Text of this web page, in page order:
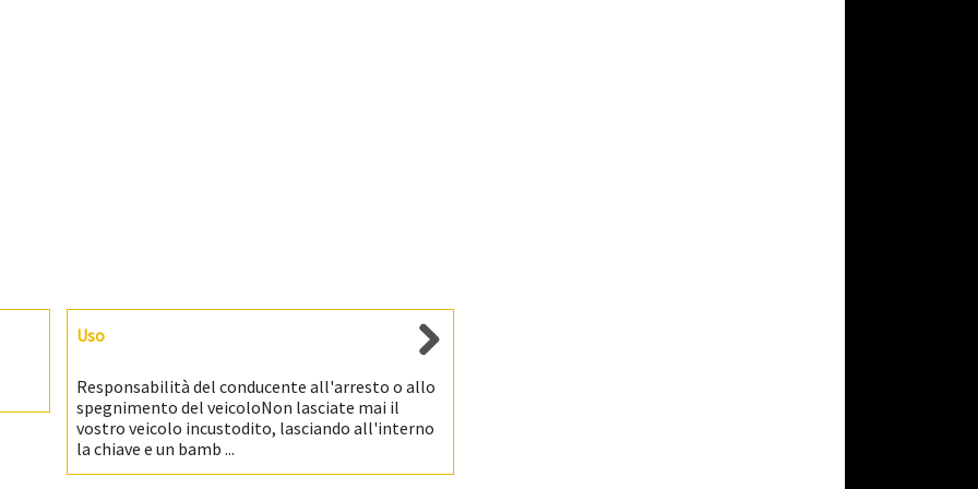
Uso
Responsabilità del conducente all'arresto o allo
spegnimento del veicoloNon lasciate mai il
vostro veicolo incustodito, lasciando all'interno
la chiave e un bamb ...